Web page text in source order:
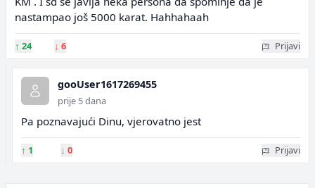
nastampao još 5000 karat. Hahhahaah
↑ 24 ↓ 6 Prijavi
gooUser1617269455
prije 5 dana
Pa poznavajući Dinu, vjerovatno jest
↑ 1 ↓ 0 Prijavi